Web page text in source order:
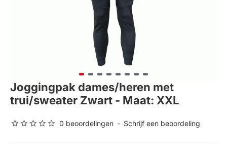
Joggingpak dames/heren met
trui/sweater Zwart - Maat: XXL
0 beoordelingen - Schrijf een beoordeling